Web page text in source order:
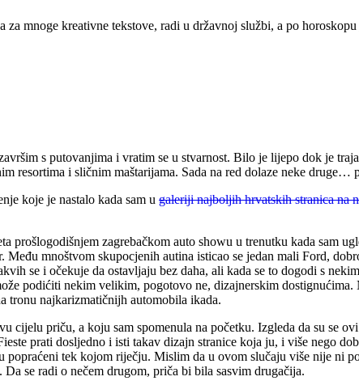
za mnoge kreativne tekstove, radi u državnoj službi, a po
s putovanjima i vratim se u stvarnost. Bilo je lijepo dok je
resortima i sličnim maštarijama. Sada na red dolaze neke druge…
koje je nastalo kada sam u galeriji najboljih hrvatskih stranica na
prošlogodišnjem zagrebačkom auto showu u trenutku kada sam
mnoštvom skupocjenih autina isticao se jedan mali Ford,
se i očekuje da ostavljaju bez daha, ali kada se to dogodi s
podićiti nekim velikim, pogotovo ne, dizajnerskim
tronu najkarizmatičnijh automobila ikada.
cijelu priču, a koju sam spomenula na početku. Izgleda da su
prati dosljedno i isti takav dizajn stranice koja ju, i više nego
popraćeni tek kojom riječju. Mislim da u ovom slučaju više nije ni
se radi o nečem drugom, priča bi bila sasvim drugačija.